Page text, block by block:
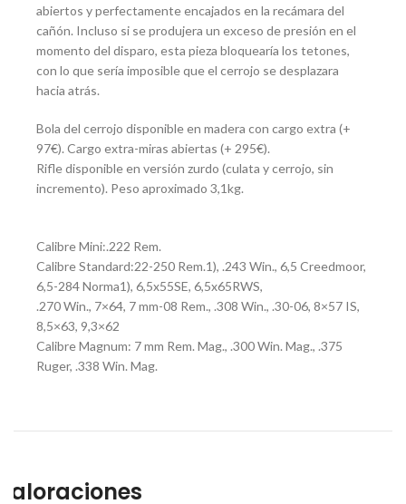
abiertos y perfectamente encajados en la recámara del
cañón. Incluso si se produjera un exceso de presión en el
momento del disparo, esta pieza bloquearía los tetones,
con lo que sería imposible que el cerrojo se desplazara
hacia atrás.
Bola del cerrojo disponible en madera con cargo extra (+
97€). Cargo extra-miras abiertas (+ 295€).
Rifle disponible en versión zurdo (culata y cerrojo, sin
incremento). Peso aproximado 3,1kg.
Calibre Mini:.222 Rem.
Calibre Standard:22-250 Rem.1), .243 Win., 6,5 Creedmoor,
6,5-284 Norma1), 6,5x55SE, 6,5x65RWS,
.270 Win., 7×64, 7 mm-08 Rem., .308 Win., .30-06, 8×57 IS,
8,5×63, 9,3×62
Calibre Magnum: 7 mm Rem. Mag., .300 Win. Mag., .375
Ruger, .338 Win. Mag.